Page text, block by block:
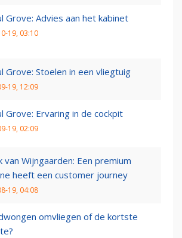
Grove: Advies aan het kabinet
19, 03:10
Grove: Stoelen in een vliegtuig
19, 12:09
Grove: Ervaring in de cockpit
19, 02:09
van Wijngaarden: Een premium
heeft een customer journey
19, 04:08
omvliegen of de kortste